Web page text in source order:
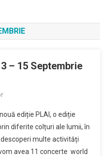
– 15 Septembrie
ediție PLAI, o ediție
diferite colțuri ale lumii, în
multe activități
avea 11 concerte world